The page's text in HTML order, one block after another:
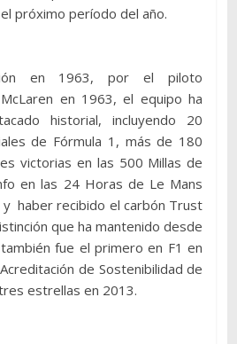
próximo período del año.
en 1963, por el piloto
en 1963, el equipo ha
historial, incluyendo 20
de Fórmula 1, más de 180
victorias en las 500 Millas de
en las 24 Horas de Le Mans
haber recibido el carbón Trust
que ha mantenido desde
fue el primero en F1 en
de Sostenibilidad de
estrellas en 2013.